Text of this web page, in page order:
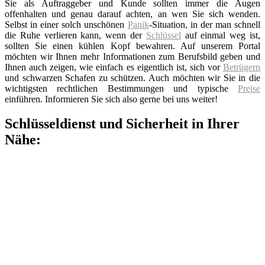
Sie als Auftraggeber und Kunde sollten immer die Augen
offenhalten und genau darauf achten, an wen Sie sich wenden.
Selbst in einer solch unschönen Panik-Situation, in der man schnell
die Ruhe verlieren kann, wenn der Schlüssel auf einmal weg ist,
sollten Sie einen kühlen Kopf bewahren. Auf unserem Portal
möchten wir Ihnen mehr Informationen zum Berufsbild geben und
Ihnen auch zeigen, wie einfach es eigentlich ist, sich vor Betrügern
und schwarzen Schafen zu schützen. Auch möchten wir Sie in die
wichtigsten rechtlichen Bestimmungen und typische Preise
einführen. Informieren Sie sich also gerne bei uns weiter!
Schlüsseldienst und Sicherheit in Ihrer
Nähe: